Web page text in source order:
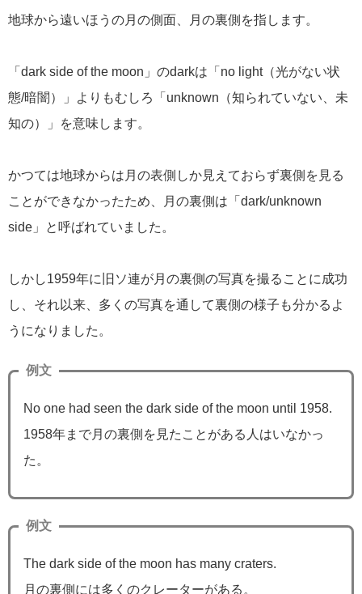
地球から遠いほうの月の側面、月の裏側を指します。
「dark side of the moon」のdarkは「no light（光がない状
態/暗闇）」よりもむしろ「unknown（知られていない、未
知の）」を意味します。
かつては地球からは月の表側しか見えておらず裏側を見る
ことができなかったため、月の裏側は「dark/unknown
side」と呼ばれていました。
しかし1959年に旧ソ連が月の裏側の写真を撮ることに成功
し、それ以来、多くの写真を通して裏側の様子も分かるよ
うになりました。
例文
No one had seen the dark side of the moon until 1958.
1958年まで月の裏側を見たことがある人はいなかっ
た。
例文
The dark side of the moon has many craters.
月の裏側には多くのクレーターがある。